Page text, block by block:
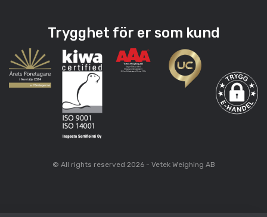
Trygghet för er som kund
© All rights reserved 2026 - Vetek Weighing AB